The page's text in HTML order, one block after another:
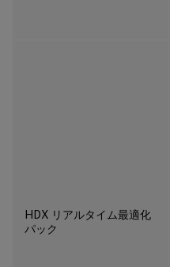
HDX リアルタイム最適化
パック